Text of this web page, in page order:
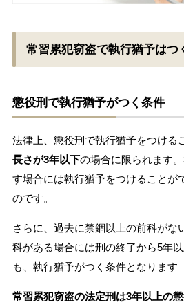
常習累犯窃盗で執行猶予はつ
懲役刑で執行猶予がつく条件
法律上、懲役刑で執行猶予をつける
長さが3年以下の場合に限られます
す場合には執行猶予をつけることが
のです。
さらに、過去に禁錮以上の前科がな
科がある場合には刑の終了から5年
も、執行猶予がつく条件となります
常習累犯窃盗の法定刑は3年以上の懲